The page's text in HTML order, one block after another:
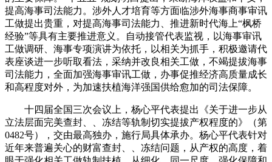
提高海事司法能力。涉外人才培育等方面临涉外海事商事审讯
工做提出贵重，对提高海事司法能力、推进新时代海上“枫桥
经验”等具有主要推进意义。自动接管代表监视，以海事审讯
工做调研、海事专项演讲为依托，以相关为抓手，积极邀请代
表座谈进一步听取看法，采纳并改良相关工做，不竭提拔海事
司法能力，全面加强海事审讯工做，办事促推经济高质量成长
和高程度对外，为加速扶植海洋强国供给愈加的司法保障。
十四届全国三次会议上，杨心平代表提出《关于进一步从
立法层面完美查封、、冻结等轨制切实提拔产权程度的》（第
0482号），交由最高独办，施行局具体承办。杨心平代表针对
近年来普遍关心的财富查封、、冻结问题，从产权的高度，着